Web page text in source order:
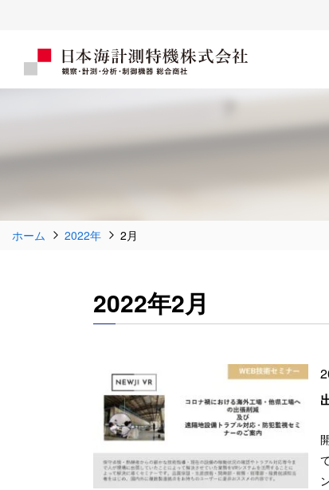
ホーム 2022年 2月
2022年2月